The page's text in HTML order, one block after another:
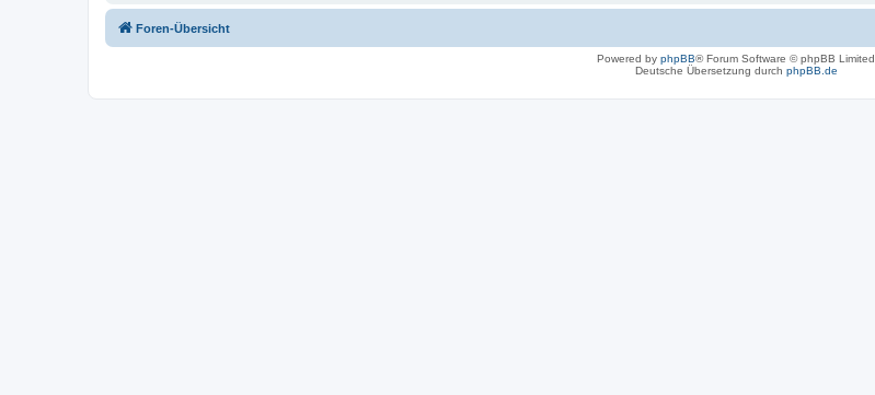
Foren-Übersicht
Powered by phpBB® Forum Software © phpBB Limited
Deutsche Übersetzung durch phpBB.de